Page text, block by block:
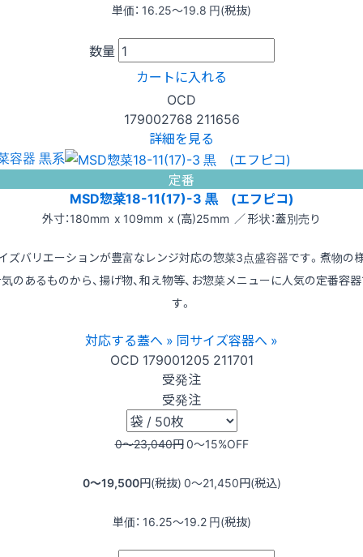
単価： 16.25〜19.8 円(税抜)
数量
カートに入れる
OCD
179002768 211656
詳細を見る
容器 黒系
定番
MSD惣菜18-11(17)-3 黒 (エフピコ)
外寸：180mm x 109mm x (高)25mm ／ 形状：蓋別売り
ズバリエーションが豊富なレンジ対応の惣菜3点盛容器です。煮物の
のあるものから、揚げ物、和え物等、お惣菜メニューに人気の定番容
す。
対応する蓋へ » 同サイズ容器へ »
OCD 179001205 211701
受発注
受発注
0〜23,040円0〜15%OFF
0〜19,500円(税抜) 0〜21,450円(税込)
単価： 16.25〜19.2 円(税抜)